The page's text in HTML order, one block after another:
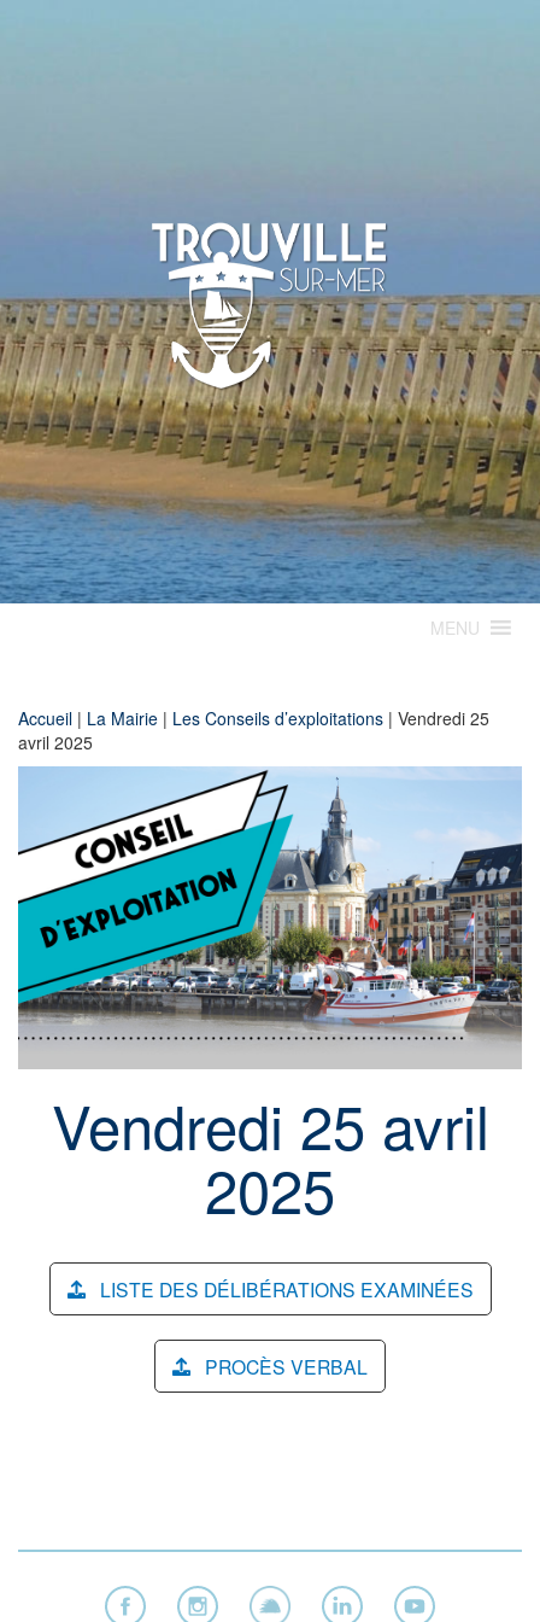
TROUVILLE-
SUR-MER
MENU
Accueil | La Mairie | Les Conseils d’exploitations | Vendredi 25
avril 2025
Vendredi 25 avril
2025
LISTE DES DÉLIBÉRATIONS EXAMINÉES
PROCÈS VERBAL